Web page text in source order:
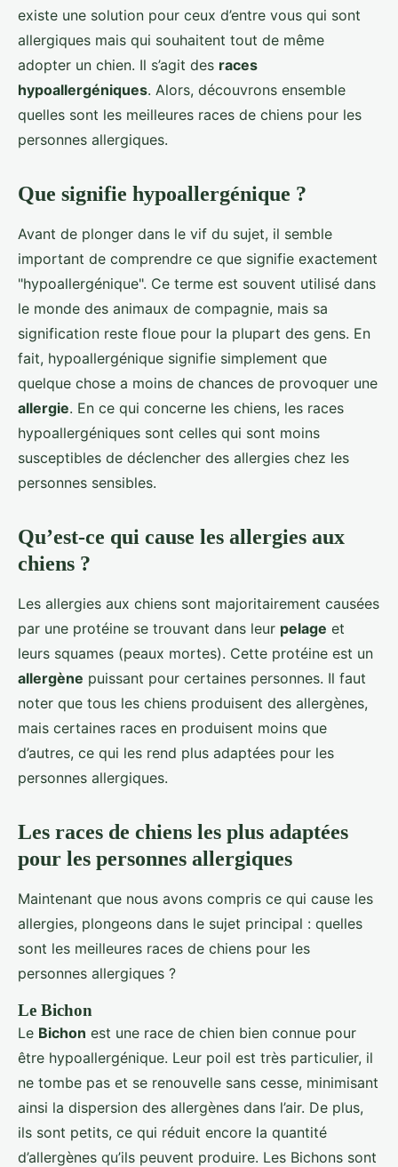
existe une solution pour ceux d’entre vous qui sont
allergiques mais qui souhaitent tout de même
adopter un chien. Il s’agit des races
hypoallergéniques. Alors, découvrons ensemble
quelles sont les meilleures races de chiens pour les
personnes allergiques.
Que signifie hypoallergénique ?
Avant de plonger dans le vif du sujet, il semble
important de comprendre ce que signifie exactement
"hypoallergénique". Ce terme est souvent utilisé dans
le monde des animaux de compagnie, mais sa
signification reste floue pour la plupart des gens. En
fait, hypoallergénique signifie simplement que
quelque chose a moins de chances de provoquer une
allergie. En ce qui concerne les chiens, les races
hypoallergéniques sont celles qui sont moins
susceptibles de déclencher des allergies chez les
personnes sensibles.
Qu’est-ce qui cause les allergies aux
chiens ?
Les allergies aux chiens sont majoritairement causées
par une protéine se trouvant dans leur pelage et
leurs squames (peaux mortes). Cette protéine est un
allergène puissant pour certaines personnes. Il faut
noter que tous les chiens produisent des allergènes,
mais certaines races en produisent moins que
d’autres, ce qui les rend plus adaptées pour les
personnes allergiques.
Les races de chiens les plus adaptées
pour les personnes allergiques
Maintenant que nous avons compris ce qui cause les
allergies, plongeons dans le sujet principal : quelles
sont les meilleures races de chiens pour les
personnes allergiques ?
Le Bichon
Le Bichon est une race de chien bien connue pour
être hypoallergénique. Leur poil est très particulier, il
ne tombe pas et se renouvelle sans cesse, minimisant
ainsi la dispersion des allergènes dans l’air. De plus,
ils sont petits, ce qui réduit encore la quantité
d’allergènes qu’ils peuvent produire. Les Bichons sont